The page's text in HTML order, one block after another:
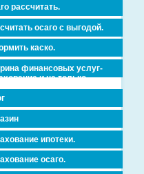
рассчитать.
осаго с выгодой.
каско.
финансовых услуг-
и не только.
ипотеки.
осаго.